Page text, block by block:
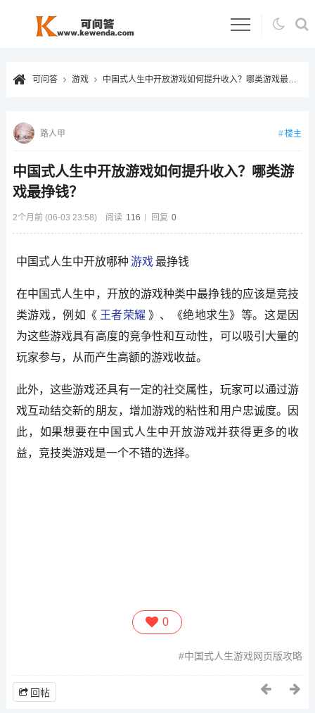
可问答 游戏 中国式人生中开放游戏如何提升收入？哪类游戏最挣钱？
中国式人生中开放游戏如何提升收入？哪类游
戏最挣钱？
2个月前 (06-03 23:58) 阅读 116 回复 0
路人甲 楼主
中国式人生中开放哪种 游戏最挣钱
在中国式人生中，开放的游戏种类中最挣钱的应该是竞技
类游戏，例如《 王者荣耀 》、《绝地求生》等。这是因
为这些游戏具有高度的竞争性和互动性，可以吸引大量的
玩家参与，从而产生高额的游戏收益。
此外，这些游戏还具有一定的社交属性，玩家可以通过游
戏互动结交新的朋友，增加游戏的粘性和用户忠诚度。因
此，如果想要在中国式人生中开放游戏并获得更多的收
益，竞技类游戏是一个不错的选择。
0
中国式人生游戏网页版攻略
回帖